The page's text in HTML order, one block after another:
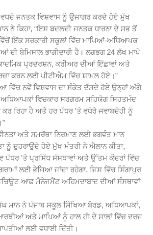
ਵਧਦੇ ਜਨਤਕ ਵਿਸ਼ਵਾਸ ਨੂੰ ਉਜਾਗਰ ਕਰਦੇ ਹੋਏ ਮੁੱਖ
ਨੇ ਕਿਹਾ, “ਇਸ ਬਦਲਦੀ ਜਨਤਕ ਧਾਰਨਾ ਦੇ ਸਭ ਤੋਂ
ਇੱਕ ਸਰਕਾਰੀ ਸਕੂਲਾਂ ਵਿੱਚ ਮਾਪਿਆਂ-ਅਧਿਆਪਕ
ਦੀ ਬੇਮਿਸਾਲ ਭਾਗੀਦਾਰੀ ਹੈ। ਲਗਭਗ 24 ਲੱਖ ਮਾਪੇ
ਪ੍ਰਦਰਸ਼ਨ, ਕਰੀਅਰ ਦੀਆਂ ਇੱਛਾਵਾਂ ਅਤੇ
ਕਰਨ ਲਈ ਪੀਟੀਐਮ ਵਿੱਚ ਸ਼ਾਮਲ ਹੋਏ।”
ਵਿੱਚ ਨਵੇਂ ਵਿਸ਼ਵਾਸ ਦਾ ਸੰਕੇਤ ਦੱਸਦੇ ਹੋਏ ਉਨ੍ਹਾਂ ਅੱਗੇ
ਅਧਿਆਪਕਾਂ ਵਿਚਕਾਰ ਸਰਗਰਮ ਸਹਿਯੋਗ ਸਿਹਤਮੰਦ
ਕਰ ਰਿਹਾ ਹੈ ਅਤੇ ਹਰ ਪੱਧਰ 'ਤੇ ਵਧੇਰੇ ਜਵਾਬਦੇਹੀ ਨੂੰ
ਅਤੇ ਸਮਰੱਥਾ ਨਿਰਮਾਣ ਲਈ ਭਗਵੰਤ ਮਾਨ
ਨੂੰ ਦੁਹਰਾਉਂਦੇ ਹੋਏ ਮੁੱਖ ਮੰਤਰੀ ਨੇ ਐਲਾਨ ਕੀਤਾ,
ਪੱਧਰ 'ਤੇ ਪ੍ਰਸਿੱਧ ਸੰਸਥਾਵਾਂ ਅਤੇ ਉੱਤਮ ਕੇਂਦਰਾਂ ਵਿੱਚ
ਲਈ ਭੇਜਿਆ ਜਾਂਦਾ ਰਹੇਗਾ, ਜਿਸ ਵਿੱਚ ਸਿੰਗਾਪੁਰ
ਆਫ਼ ਮੈਨੇਜਮੈਂਟ ਅਹਿਮਦਾਬਾਦ ਦੀਆਂ ਸੰਸਥਾਵਾਂ
ਮਾਨ ਨੇ ਪੰਜਾਬ ਸਕੂਲ ਸਿੱਖਿਆ ਬੋਰਡ, ਅਧਿਆਪਕਾਂ,
ਅਤੇ ਮਾਪਿਆਂ ਨੂੰ ਹਾਲ ਹੀ ਦੇ ਸਾਲਾਂ ਵਿੱਚ ਦਰਜ
ਲਈ ਵਧਾਈ ਦਿੱਤੀ।